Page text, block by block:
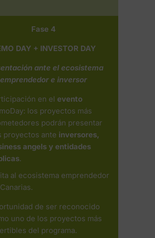
Fase 4
DAY + INVESTOR DAY
ante el ecosistema
emprendedor e inversor
en el evento
los proyectos más
podrán presentar
proyectos ante inversores,
angels y entidades
.
al ecosistema emprendedor
de ser reconocido
uno de los proyectos más
del programa.